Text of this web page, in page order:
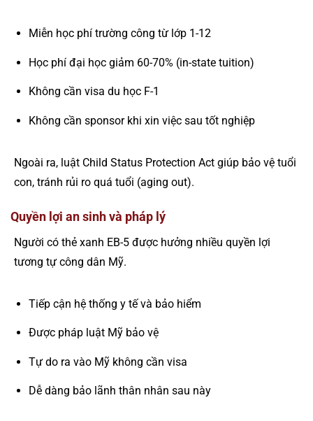
Miễn học phí trường công từ lớp 1-12
Học phí đại học giảm 60-70% (in-state tuition)
Không cần visa du học F-1
Không cần sponsor khi xin việc sau tốt nghiệp
Ngoài ra, luật Child Status Protection Act giúp bảo vệ tuổi
con, tránh rủi ro quá tuổi (aging out).
Quyền lợi an sinh và pháp lý
Người có thẻ xanh EB-5 được hưởng nhiều quyền lợi
tương tự công dân Mỹ.
Tiếp cận hệ thống y tế và bảo hiểm
Được pháp luật Mỹ bảo vệ
Tự do ra vào Mỹ không cần visa
Dễ dàng bảo lãnh thân nhân sau này